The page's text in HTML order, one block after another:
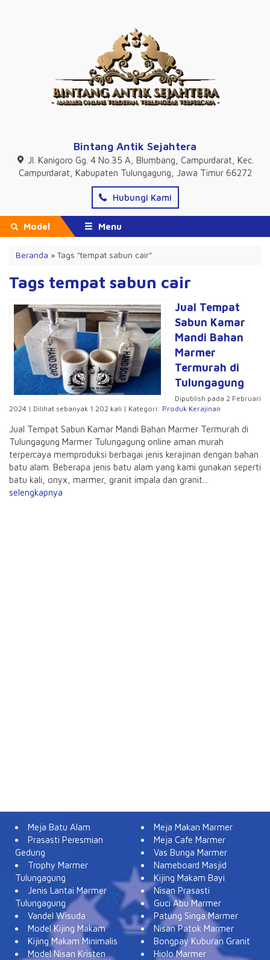
Bintang Antik Sejahtera
Jl. Kanigoro Gg. 4 No.35 A, Blumbang, Campurdarat, Kec.
Campurdarat, Kabupaten Tulungagung, Jawa Timur 66272
Hubungi Kami
Model Menu
Beranda »Tags "tempat sabun cair"
Tags tempat sabun cair
Jual Tempat
Sabun Kamar
Mandi Bahan
Marmer
Termurah di
Tulungagung
Dipublish pada 2 Februari
2024 | Dilihat sebanyak 1.202 kali | Kategori: Produk Kerajinan
Jual Tempat Sabun Kamar Mandi Bahan Marmer Termurah di
Tulungagung Marmer Tulungagung online aman murah
terpercaya memproduksi berbagai jenis kerajinan dengan bahan
batu alam. Beberapa jenis batu alam yang kami gunakan seperti
batu kali, onyx, marmer, granit impala dan granit...
selengkapnya
Meja Batu Alam
Prasasti Peresmian
Gedung
Trophy Marmer
Tulungagung
Jenis Lantai Marmer
Tulungagung
Vandel Wisuda
Model Kijing Makam
Kijing Makam Minimalis
Model Nisan Kristen
Meja Makan Marmer
Meja Cafe Marmer
Vas Bunga Marmer
Nameboard Masjid
Kijing Makam Bayi
Nisan Prasasti
Guci Abu Marmer
Patung Singa Marmer
Nisan Patok Marmer
Bongpay Kuburan Granit
Hiolo Marmer